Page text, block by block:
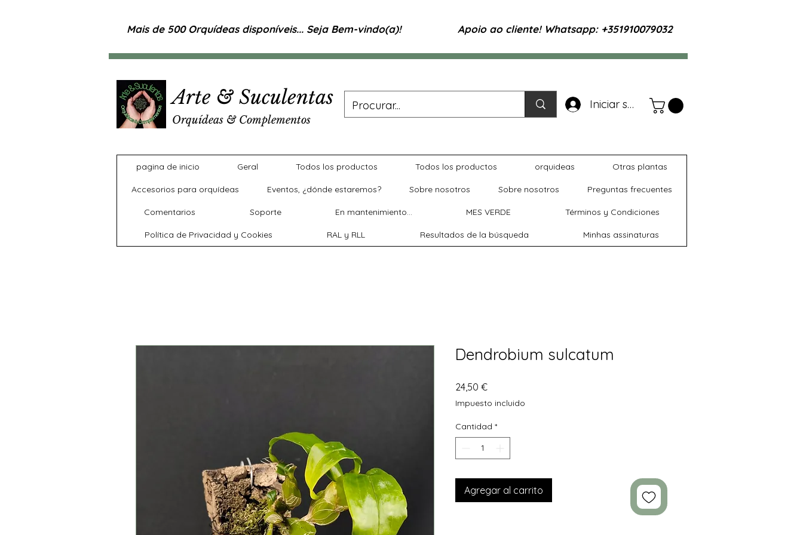
Mais de 500 Orquídeas disponíveis... Seja Bem-vindo(a)! Apoio ao cliente! Whatsapp: +351910079032
Arte & Suculentas
Orquídeas & Complementos
Iniciar sesión
pagina de inicio Geral Todos los productos Todos los productos orquideas Otras plantas
Accesorios para orquídeas Eventos, ¿dónde estaremos? Sobre nosotros Sobre nosotros Preguntas frecuentes
Comentarios Soporte En mantenimiento... MES VERDE Términos y Condiciones
Política de Privacidad y Cookies RAL y RLL Resultados de la búsqueda Minhas assinaturas
Dendrobium sulcatum
24,50 €Precio
Impuesto incluido
Cantidad *
Agregar al carrito